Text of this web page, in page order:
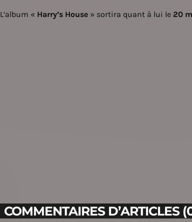
L’album « Harry’s House » sortira quant à lui le 20
COMMENTAIRES D’ARTICLES